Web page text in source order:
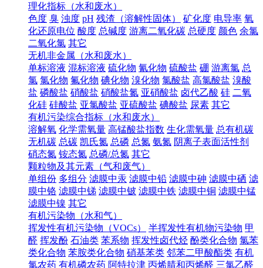
理化指标（水和废水）
色度 臭 浊度 pH 残渣（溶解性固体） 矿化度 电导率 氧
化还原电位 酸度 总碱度 游离二氧化碳 总硬度 颜色 余氯
二氧化氯 其它
无机非金属（水和废水）
单标溶液 混标溶液 硫化物 氰化物 硫酸盐 硼 游离氯 总
氯 氯化物 氟化物 碘化物 溴化物 氯酸盐 高氯酸盐 溴酸
盐 磷酸盐 硝酸盐 硝酸盐氮 亚硝酸盐 卤代乙酸 硅 二氧
化硅 硅酸盐 亚氯酸盐 亚硫酸盐 碘酸盐 尿素 其它
有机污染综合指标（水和废水）
溶解氧 化学需氧量 高锰酸盐指数 生化需氧量 总有机碳
无机碳 总碳 凯氏氮 总磷 总氮 氨氮 阴离子表面活性剂
硝态氮 铵态氮 总磷/总氮 其它
颗粒物及其元素（气和废气）
单组份 多组分 滤膜中汞 滤膜中铅 滤膜中砷 滤膜中硒 滤
膜中铬 滤膜中锑 滤膜中铍 滤膜中铁 滤膜中铜 滤膜中锰
滤膜中镍 其它
有机污染物（水和气）
挥发性有机污染物（VOCs）
半挥发性有机物污染物 甲
醛 挥发酚 石油类 苯系物 挥发性卤代烃 酚类化合物 氯苯
类化合物 苯胺类化合物 硝基苯类 邻苯二甲酸酯类 有机
氯农药 有机磷农药 阿特拉津 丙烯腈和丙烯醛 三氯乙醛